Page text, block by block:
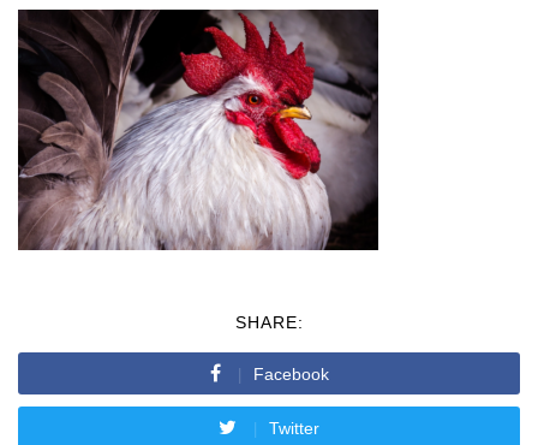
SHARE:
Facebook
Twitter